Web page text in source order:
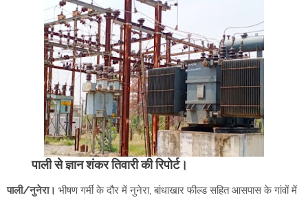
पाली से ज्ञान शंकर तिवारी की रिपोर्ट।
पाली/नुनेरा। भीषण गर्मी के दौर में नुनेरा, बांधाखार फील्ड सहित आसपास के गांवों में